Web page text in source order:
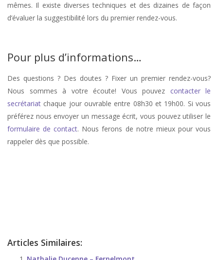
mêmes. Il existe diverses techniques et des dizaines de façon
d’évaluer la suggestibilité lors du premier rendez-vous.
Pour plus d’informations…
Des questions ? Des doutes ? Fixer un premier rendez-vous?
Nous sommes à votre écoute! Vous pouvez contacter le
secrétariat chaque jour ouvrable entre 08h30 et 19h00. Si vous
préférez nous envoyer un message écrit, vous pouvez utiliser le
formulaire de contact. Nous ferons de notre mieux pour vous
rappeler dès que possible.
Articles Similaires: